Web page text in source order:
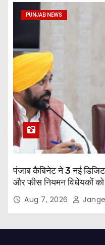
PUNJAB NEWS
पंजाब कैबिनेट ने 3 नई
और फीस नियमन विधेयकों को
Aug 7, 2026